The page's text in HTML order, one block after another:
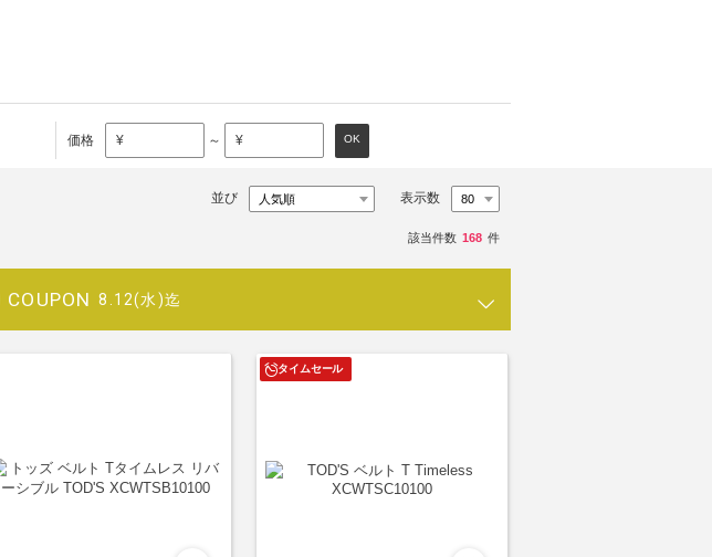
価格 ¥ ～ ¥ OK
並び 表示数
該当件数 168 件
COUPON 8.12(水)迄
タイムセール